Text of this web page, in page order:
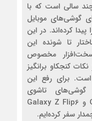
سالی است که با
گوشی‌های موبایل
کرده‌اند. در این
تا شونده این
مخصوص
کنجکاو برانگیز
است. برای رفع این
گوشی‌های تاشوی
سامسونگ یعنی Galaxy Z Fold6 و Galaxy Z Flip6
سفر کرده‌ایم.